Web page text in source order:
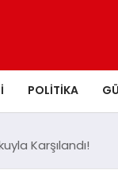
POLITIKA
Karşılandı!